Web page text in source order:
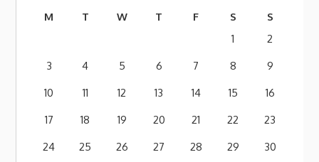
M T W T F S
S
1
2
3
4 5 6 7 8
9
10
11 12 13 14 15
16
17
18 19 20 21 22
23
24
25 26 27 28 29
30